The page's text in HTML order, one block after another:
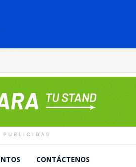
PUBLICIDAD
CONTÁCTENOS